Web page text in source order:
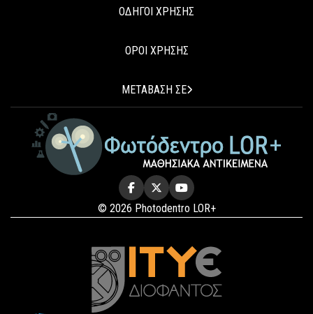
ΟΔΗΓΟΙ ΧΡΗΣΗΣ
ΟΡΟΙ ΧΡΗΣΗΣ
ΜΕΤΑΒΑΣΗ ΣΕ
© 2026 Photodentro LOR+